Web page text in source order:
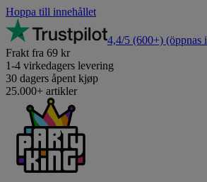
Hoppa till innehållet
4,4/5 (600+) (öppnas
Frakt fra 69 kr
1-4 virkedagers levering
30 dagers åpent kjøp
25.000+ artikler